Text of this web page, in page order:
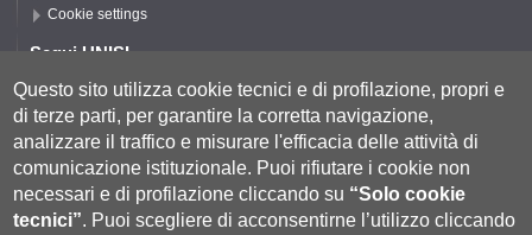
Cookie settings
Segui UNISI
Segui DSFTA
Questo sito utilizza cookie tecnici e di profilazione, propri e
di terze parti, per garantire la corretta navigazione,
analizzare il traffico e misurare l'efficacia delle attività di
comunicazione istituzionale. Puoi rifiutare i cookie non
necessari e di profilazione cliccando su “Solo cookie
tecnici”. Puoi scegliere di acconsentirne l’utilizzo cliccando